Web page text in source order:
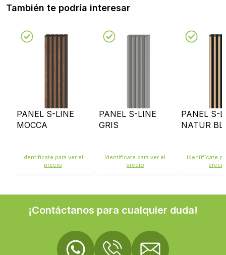
También te podría interesar
PANEL S-LINE
MOCCA
Identifícate para ver el
precio
PANEL S-LINE
GRIS
Identifícate para ver el
precio
PANEL S-
NATUR
Identifícate
precio
¡Contáctanos para cualquier duda!